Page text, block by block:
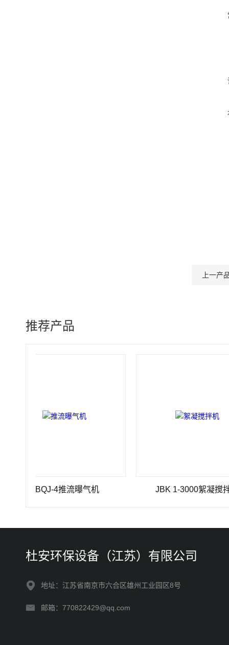
上一产
推荐产品
TBQJ-4推流曝气机 JBK 1-3000絮凝搅拌机
杜安环保设备（江苏）有限公司
地址：江苏省南京市六合区雄州工业园区8号
邮箱：770822429@qq.com